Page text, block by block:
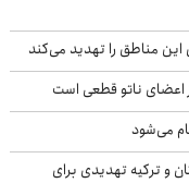
مناطق را تهدید می‌کند
اعضای ناتو قطعی است
می‌شود
و ترکیه تهدیدی برای